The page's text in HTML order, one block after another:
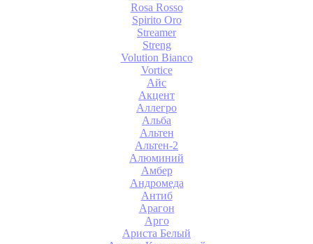
Rosa Rosso
Spirito Oro
Streamer
Streng
Volution Bianco
Vortice
Айс
Акцент
Аллегро
Альба
Альтен
Альтен-2
Алюминий
Амбер
Андромеда
Антиб
Арагон
Арго
Ариста Белый